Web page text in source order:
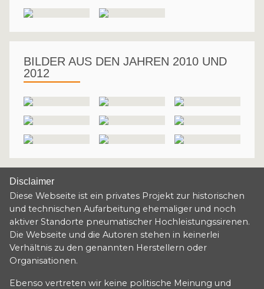
BILDER AUS DEN JAHREN 2010 UND
2012
Disclaimer
Diese Webseite ist ein privates Projekt zur historischen
und technischen Aufarbeitung ehemaliger und noch
aktiver Standorte pneumatischer Hochleistungssirenen.
Die Webseite und die Autoren stehen in keinerlei
Verhältnis zu den genannten Herstellern oder
Organisationen.
Ebenso vertreten wir keine politische Meinung und